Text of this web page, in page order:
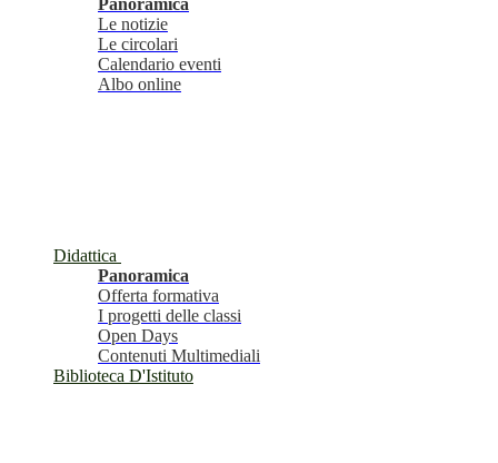
Panoramica
Le notizie
Le circolari
Calendario eventi
Albo online
Didattica
Panoramica
Offerta formativa
I progetti delle classi
Open Days
Contenuti Multimediali
Biblioteca D'Istituto